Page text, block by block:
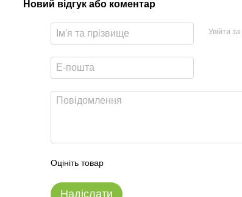
Новий відгук або коментар
Увійти
Оцініть товар
Надіслати